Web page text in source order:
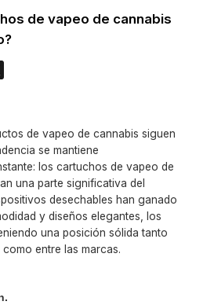
de vapeo de cannabis
de vapeo de cannabis siguen
se mantiene
los cartuchos de vapeo de
una parte significativa del
desechables han ganado
y diseños elegantes, los
una posición sólida tanto
entre las marcas.